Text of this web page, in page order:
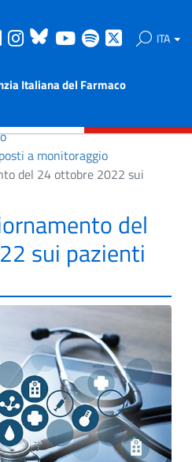
Linkedin
Instagram
Bluesky
Youtube
Spotify ITA
Italiana del Farmaco
a monitoraggio
del 24 ottobre 2022 sui
del
sui pazienti